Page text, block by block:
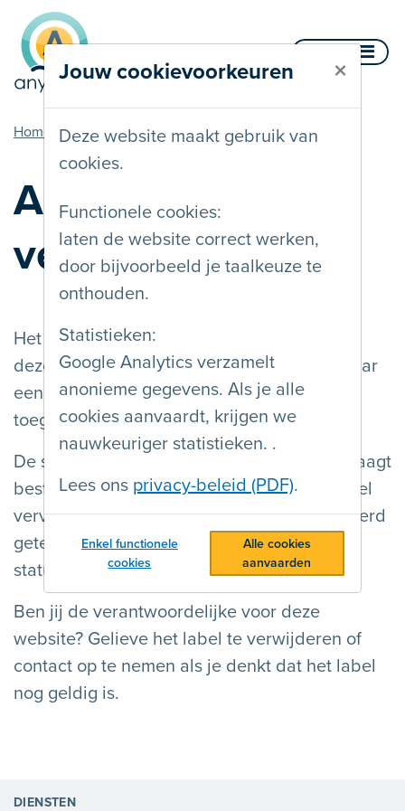
Jouw cookievoorkeuren ×
Deze website maakt gebruik van
cookies.
Functionele cookies:
laten de website correct werken,
door bijvoorbeeld je taalkeuze te
onthouden.
Statistieken:
Google Analytics verzamelt
anonieme gegevens. Als je alle
cookies aanvaardt, krijgen we
nauwkeuriger statistieken. .
Lees ons privacy-beleid (PDF).
Enkel functionele
cookies
Alle cookies
aanvaarden
Naar inhoud
Home AnySurferlabel is vervallen
AnySurferlabel is
vervallen
Het AnySurferlabel geeft aan dat AnySurfer
deze website heeft getest. Het label linkt naar
een statuspagina met meer details over de
toegankelijkheid van de website.
De statuspagina van de website die je opvraagt
bestaat niet (meer). Waarschijnlijk is het label
vervallen. Als de website te lang geleden werd
getest, kunnen we geen betrouwbare
statuspagina tonen.
Ben jij de verantwoordelijke voor deze
website? Gelieve het label te verwijderen of
contact op te nemen als je denkt dat het label
nog geldig is.
DIENSTEN